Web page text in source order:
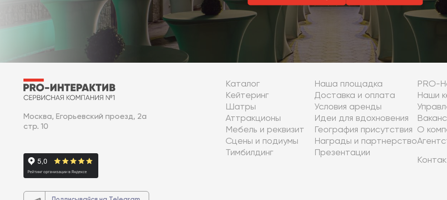
Москва, Егорьевский проезд, 2а
стр. 10
Каталог
Кейтеринг
Шатры
Аттракционы
Мебель и реквизит
Сцены и подиумы
Тимбилдинг
Наша площадка
Доставка и оплата
Условия аренды
Идеи для вдохновения
География присутствия
Награды и партнерство
Презентации
PRO-
Наши
О